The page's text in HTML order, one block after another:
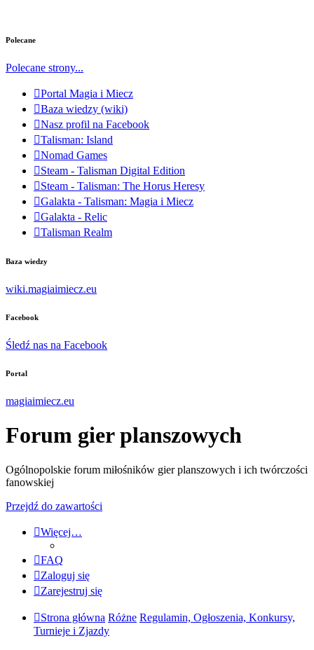
Polecane
Polecane strony...
Portal Magia i Miecz
Baza wiedzy (wiki)
Nasz profil na Facebook
Talisman: Island
Nomad Games
Steam - Talisman Digital Edition
Steam - Talisman: The Horus Heresy
Galakta - Talisman: Magia i Miecz
Galakta - Relic
Talisman Realm
Baza wiedzy
wiki.magiaimiecz.eu
Facebook
Śledź nas na Facebook
Portal
magiaimiecz.eu
Forum gier planszowych
Ogólnopolskie forum miłośników gier planszowych i ich twórczości
fanowskiej
Przejdź do zawartości
Więcej…
FAQ
Zaloguj się
Zarejestruj się
Strona główna Różne Regulamin, Ogłoszenia, Konkursy,
Turnieje i Zjazdy